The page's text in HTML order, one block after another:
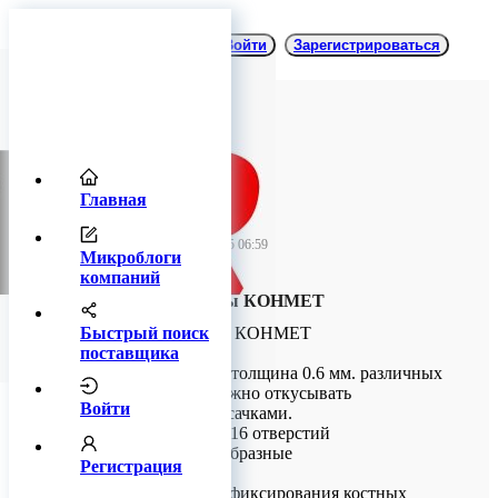
Главная
Микроблоги
компаний
Быстрый поиск
поставщика
Войти
Регистрация
Войти Зарегистрироваться
09 октября 2025 06:59
МиКРО-пластины КОНМЕТ
МиКРО-пластины КОНМЕТ
МиКРО-плстины: толщина 0.6 мм. различных
конфигураций, можно откусывать
медицинскими кусачками.
Прямые на 4, 6, 8, 16 отверстий
C, L, T, H, Y, Х – образные
Применяются для фиксирования костных